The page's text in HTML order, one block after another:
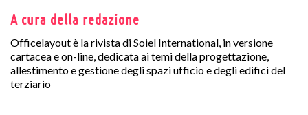
A cura della redazione
Officelayout è la rivista di Soiel International, in versione
cartacea e on-line, dedicata ai temi della progettazione,
allestimento e gestione degli spazi ufficio e degli edifici del
terziario